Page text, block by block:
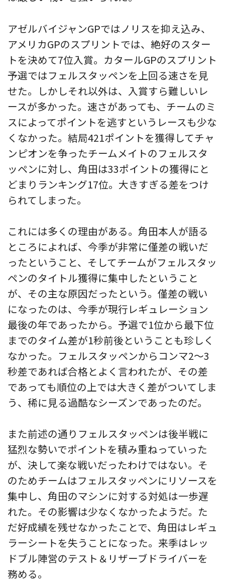
アゼルバイジャンGPではノリスを抑え込み、
アメリカGPのスプリントでは、絶好のスター
トを決めて7位入賞。カタールGPのスプリント
予選ではフェルスタッペンを上回る速さを見
せた。しかしそれ以外は、入賞すら難しいレ
ースが多かった。速さがあっても、チームのミ
スによってポイントを逃すというレースも少な
くなかった。結局421ポイントを獲得してチャ
ンピオンを争ったチームメイトのフェルスタ
ッペンに対し、角田は33ポイントの獲得にと
どまりランキング17位。大きすぎる差をつけ
られてしまった。
これには多くの理由がある。角田本人が語る
ところによれば、今季が非常に僅差の戦いだ
ったということ、そしてチームがフェルスタッ
ペンのタイトル獲得に集中したということ
が、その主な原因だったという。僅差の戦い
になったのは、今季が現行レギュレーション
最後の年であったから。予選で1位から最下位
までのタイム差が1秒前後ということも珍しく
なかった。フェルスタッペンからコンマ2〜3
秒差であれば合格とよく言われたが、その差
であっても順位の上では大きく差がついてしま
う、稀に見る過酷なシーズンであったのだ。
また前述の通りフェルスタッペンは後半戦に
猛烈な勢いでポイントを積み重ねっていった
が、決して楽な戦いだったわけではない。そ
のためチームはフェルスタッペンにリソースを
集中し、角田のマシンに対する対処は一歩遅
れた。その影響は少なくなかったようだ。た
だ好成績を残せなかったことで、角田はレギュ
ラーシートを失うことになった。来季はレッ
ドブル陣営のテスト＆リザーブドライバーを
務める。